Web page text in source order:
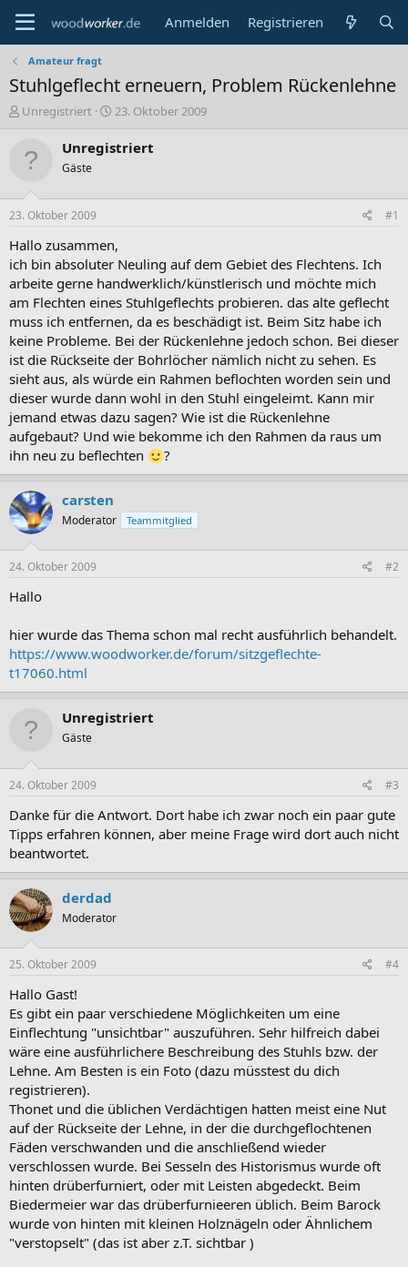
Anmelden Registrieren
Amateur fragt
Stuhlgeflecht erneuern, Problem Rückenlehne
E
t
e
r
Unregistriert
E
s
m
23. Oktober 2009
Unregistriert
Gäste
23. Oktober 2009 #1
Hallo zusammen,
ich bin absoluter Neuling auf dem Gebiet des Flechtens. Ich
arbeite gerne handwerklich/künstlerisch und möchte mich
am Flechten eines Stuhlgeflechts probieren. das alte geflecht
muss ich entfernen, da es beschädigt ist. Beim Sitz habe ich
keine Probleme. Bei der Rückenlehne jedoch schon. Bei dieser
ist die Rückseite der Bohrlöcher nämlich nicht zu sehen. Es
sieht aus, als würde ein Rahmen beflochten worden sein und
dieser wurde dann wohl in den Stuhl eingeleimt. Kann mir
jemand etwas dazu sagen? Wie ist die Rückenlehne
aufgebaut? Und wie bekomme ich den Rahmen da raus um
ihn neu zu beflechten
?
carsten
Moderator Teammitglied
24. Oktober 2009 #2
Hallo
hier wurde das Thema schon mal recht ausführlich behandelt.
https://www.woodworker.de/forum/sitzgeflechte-
t17060.html
Unregistriert
Gäste
24. Oktober 2009 #3
Danke für die Antwort. Dort habe ich zwar noch ein paar gute
Tipps erfahren können, aber meine Frage wird dort auch nicht
beantwortet.
derdad
Moderator
25. Oktober 2009 #4
Hallo Gast!
Es gibt ein paar verschiedene Möglichkeiten um eine
Einflechtung "unsichtbar" auszuführen. Sehr hilfreich dabei
wäre eine ausführlichere Beschreibung des Stuhls bzw. der
Lehne. Am Besten is ein Foto (dazu müsstest du dich
registrieren).
Thonet und die üblichen Verdächtigen hatten meist eine Nut
auf der Rückseite der Lehne, in der die durchgeflochtenen
Fäden verschwanden und die anschließend wieder
verschlossen wurde. Bei Sesseln des Historismus wurde oft
hinten drüberfurniert, oder mit Leisten abgedeckt. Beim
Biedermeier war das drüberfurnieeren üblich. Beim Barock
wurde von hinten mit kleinen Holznägeln oder Ähnlichem
"verstopselt" (das ist aber z.T. sichtbar )